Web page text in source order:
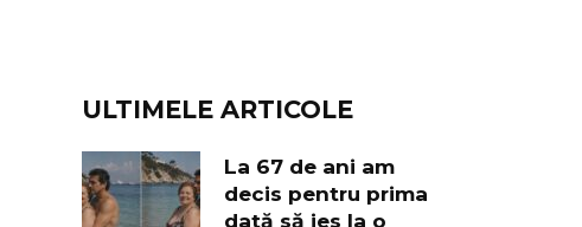
ULTIMELE ARTICOLE
La 67 de ani am
decis pentru prima
dată să ies la o